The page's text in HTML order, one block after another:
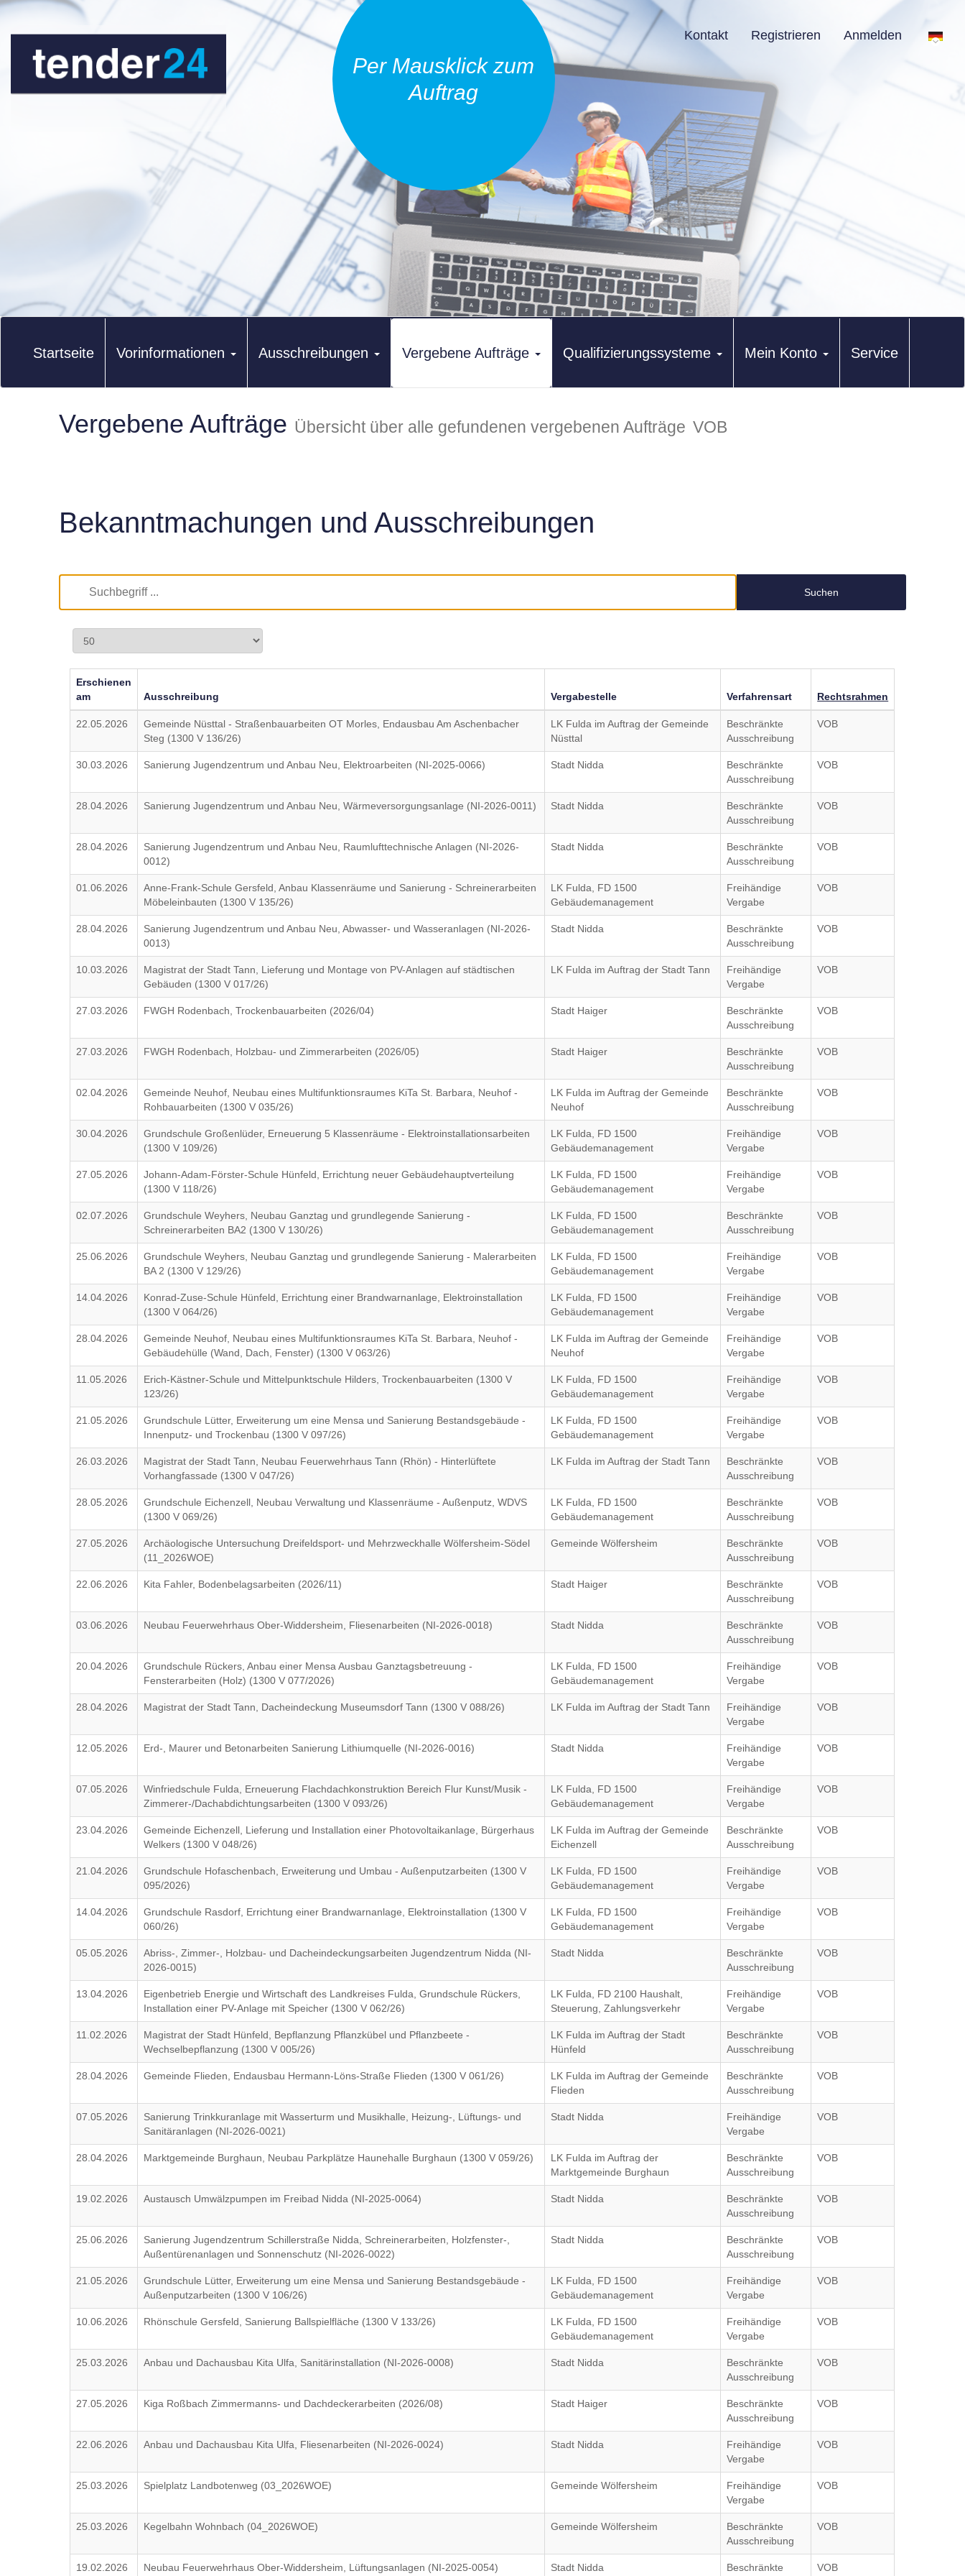
Per Mausklick zum
Auftrag
Kontakt Registrieren Anmelden
Startseite Vorinformationen Ausschreibungen Vergebene Aufträge Qualifizierungssysteme Mein Konto Service
Vergebene Aufträge Übersicht über alle gefundenen vergebenen Aufträge VOB
Bekanntmachungen und Ausschreibungen
Suchen
Erschienen
am
Ausschreibung Vergabestelle Verfahrensart Rechtsrahmen
22.05.2026
Gemeinde Nüsttal - Straßenbauarbeiten OT Morles, Endausbau Am Aschenbacher
Steg (1300 V 136/26)
LK Fulda im Auftrag der Gemeinde
Nüsttal
Beschränkte
Ausschreibung
VOB
30.03.2026 Sanierung Jugendzentrum und Anbau Neu, Elektroarbeiten (NI-2025-0066) Stadt Nidda
Beschränkte
Ausschreibung
VOB
28.04.2026 Sanierung Jugendzentrum und Anbau Neu, Wärmeversorgungsanlage (NI-2026-0011) Stadt Nidda
Beschränkte
Ausschreibung
VOB
28.04.2026
Sanierung Jugendzentrum und Anbau Neu, Raumlufttechnische Anlagen (NI-2026-
0012)
Stadt Nidda
Beschränkte
Ausschreibung
VOB
01.06.2026
Anne-Frank-Schule Gersfeld, Anbau Klassenräume und Sanierung - Schreinerarbeiten
Möbeleinbauten (1300 V 135/26)
LK Fulda, FD 1500
Gebäudemanagement
Freihändige
Vergabe
VOB
28.04.2026
Sanierung Jugendzentrum und Anbau Neu, Abwasser- und Wasseranlagen (NI-2026-
0013)
Stadt Nidda
Beschränkte
Ausschreibung
VOB
10.03.2026
Magistrat der Stadt Tann, Lieferung und Montage von PV-Anlagen auf städtischen
Gebäuden (1300 V 017/26)
LK Fulda im Auftrag der Stadt Tann
Freihändige
Vergabe
VOB
27.03.2026 FWGH Rodenbach, Trockenbauarbeiten (2026/04) Stadt Haiger
Beschränkte
Ausschreibung
VOB
27.03.2026 FWGH Rodenbach, Holzbau- und Zimmerarbeiten (2026/05) Stadt Haiger
Beschränkte
Ausschreibung
VOB
02.04.2026
Gemeinde Neuhof, Neubau eines Multifunktionsraumes KiTa St. Barbara, Neuhof -
Rohbauarbeiten (1300 V 035/26)
LK Fulda im Auftrag der Gemeinde
Neuhof
Beschränkte
Ausschreibung
VOB
30.04.2026
Grundschule Großenlüder, Erneuerung 5 Klassenräume - Elektroinstallationsarbeiten
(1300 V 109/26)
LK Fulda, FD 1500
Gebäudemanagement
Freihändige
Vergabe
VOB
27.05.2026
Johann-Adam-Förster-Schule Hünfeld, Errichtung neuer Gebäudehauptverteilung
(1300 V 118/26)
LK Fulda, FD 1500
Gebäudemanagement
Freihändige
Vergabe
VOB
02.07.2026
Grundschule Weyhers, Neubau Ganztag und grundlegende Sanierung -
Schreinerarbeiten BA2 (1300 V 130/26)
LK Fulda, FD 1500
Gebäudemanagement
Beschränkte
Ausschreibung
VOB
25.06.2026
Grundschule Weyhers, Neubau Ganztag und grundlegende Sanierung - Malerarbeiten
BA 2 (1300 V 129/26)
LK Fulda, FD 1500
Gebäudemanagement
Freihändige
Vergabe
VOB
14.04.2026
Konrad-Zuse-Schule Hünfeld, Errichtung einer Brandwarnanlage, Elektroinstallation
(1300 V 064/26)
LK Fulda, FD 1500
Gebäudemanagement
Freihändige
Vergabe
VOB
28.04.2026
Gemeinde Neuhof, Neubau eines Multifunktionsraumes KiTa St. Barbara, Neuhof -
Gebäudehülle (Wand, Dach, Fenster) (1300 V 063/26)
LK Fulda im Auftrag der Gemeinde
Neuhof
Freihändige
Vergabe
VOB
11.05.2026
Erich-Kästner-Schule und Mittelpunktschule Hilders, Trockenbauarbeiten (1300 V
123/26)
LK Fulda, FD 1500
Gebäudemanagement
Freihändige
Vergabe
VOB
21.05.2026
Grundschule Lütter, Erweiterung um eine Mensa und Sanierung Bestandsgebäude -
Innenputz- und Trockenbau (1300 V 097/26)
LK Fulda, FD 1500
Gebäudemanagement
Freihändige
Vergabe
VOB
26.03.2026
Magistrat der Stadt Tann, Neubau Feuerwehrhaus Tann (Rhön) - Hinterlüftete
Vorhangfassade (1300 V 047/26)
LK Fulda im Auftrag der Stadt Tann
Beschränkte
Ausschreibung
VOB
28.05.2026
Grundschule Eichenzell, Neubau Verwaltung und Klassenräume - Außenputz, WDVS
(1300 V 069/26)
LK Fulda, FD 1500
Gebäudemanagement
Beschränkte
Ausschreibung
VOB
27.05.2026
Archäologische Untersuchung Dreifeldsport- und Mehrzweckhalle Wölfersheim-Södel
(11_2026WOE)
Gemeinde Wölfersheim
Beschränkte
Ausschreibung
VOB
22.06.2026 Kita Fahler, Bodenbelagsarbeiten (2026/11) Stadt Haiger
Beschränkte
Ausschreibung
VOB
03.06.2026 Neubau Feuerwehrhaus Ober-Widdersheim, Fliesenarbeiten (NI-2026-0018) Stadt Nidda
Beschränkte
Ausschreibung
VOB
20.04.2026
Grundschule Rückers, Anbau einer Mensa Ausbau Ganztagsbetreuung -
Fensterarbeiten (Holz) (1300 V 077/2026)
LK Fulda, FD 1500
Gebäudemanagement
Freihändige
Vergabe
VOB
28.04.2026 Magistrat der Stadt Tann, Dacheindeckung Museumsdorf Tann (1300 V 088/26) LK Fulda im Auftrag der Stadt Tann
Freihändige
Vergabe
VOB
12.05.2026 Erd-, Maurer und Betonarbeiten Sanierung Lithiumquelle (NI-2026-0016) Stadt Nidda
Freihändige
Vergabe
VOB
07.05.2026
Winfriedschule Fulda, Erneuerung Flachdachkonstruktion Bereich Flur Kunst/Musik -
Zimmerer-/Dachabdichtungsarbeiten (1300 V 093/26)
LK Fulda, FD 1500
Gebäudemanagement
Freihändige
Vergabe
VOB
23.04.2026
Gemeinde Eichenzell, Lieferung und Installation einer Photovoltaikanlage, Bürgerhaus
Welkers (1300 V 048/26)
LK Fulda im Auftrag der Gemeinde
Eichenzell
Beschränkte
Ausschreibung
VOB
21.04.2026
Grundschule Hofaschenbach, Erweiterung und Umbau - Außenputzarbeiten (1300 V
095/2026)
LK Fulda, FD 1500
Gebäudemanagement
Freihändige
Vergabe
VOB
14.04.2026
Grundschule Rasdorf, Errichtung einer Brandwarnanlage, Elektroinstallation (1300 V
060/26)
LK Fulda, FD 1500
Gebäudemanagement
Freihändige
Vergabe
VOB
05.05.2026
Abriss-, Zimmer-, Holzbau- und Dacheindeckungsarbeiten Jugendzentrum Nidda (NI-
2026-0015)
Stadt Nidda
Beschränkte
Ausschreibung
VOB
13.04.2026
Eigenbetrieb Energie und Wirtschaft des Landkreises Fulda, Grundschule Rückers,
Installation einer PV-Anlage mit Speicher (1300 V 062/26)
LK Fulda, FD 2100 Haushalt,
Steuerung, Zahlungsverkehr
Freihändige
Vergabe
VOB
11.02.2026
Magistrat der Stadt Hünfeld, Bepflanzung Pflanzkübel und Pflanzbeete -
Wechselbepflanzung (1300 V 005/26)
LK Fulda im Auftrag der Stadt
Hünfeld
Beschränkte
Ausschreibung
VOB
28.04.2026 Gemeinde Flieden, Endausbau Hermann-Löns-Straße Flieden (1300 V 061/26)
LK Fulda im Auftrag der Gemeinde
Flieden
Beschränkte
Ausschreibung
VOB
07.05.2026
Sanierung Trinkkuranlage mit Wasserturm und Musikhalle, Heizung-, Lüftungs- und
Sanitäranlagen (NI-2026-0021)
Stadt Nidda
Freihändige
Vergabe
VOB
28.04.2026 Marktgemeinde Burghaun, Neubau Parkplätze Haunehalle Burghaun (1300 V 059/26)
LK Fulda im Auftrag der
Marktgemeinde Burghaun
Beschränkte
Ausschreibung
VOB
19.02.2026 Austausch Umwälzpumpen im Freibad Nidda (NI-2025-0064) Stadt Nidda
Beschränkte
Ausschreibung
VOB
25.06.2026
Sanierung Jugendzentrum Schillerstraße Nidda, Schreinerarbeiten, Holzfenster-,
Außentürenanlagen und Sonnenschutz (NI-2026-0022)
Stadt Nidda
Beschränkte
Ausschreibung
VOB
21.05.2026
Grundschule Lütter, Erweiterung um eine Mensa und Sanierung Bestandsgebäude -
Außenputzarbeiten (1300 V 106/26)
LK Fulda, FD 1500
Gebäudemanagement
Freihändige
Vergabe
VOB
10.06.2026 Rhönschule Gersfeld, Sanierung Ballspielfläche (1300 V 133/26)
LK Fulda, FD 1500
Gebäudemanagement
Freihändige
Vergabe
VOB
25.03.2026 Anbau und Dachausbau Kita Ulfa, Sanitärinstallation (NI-2026-0008) Stadt Nidda
Beschränkte
Ausschreibung
VOB
27.05.2026 Kiga Roßbach Zimmermanns- und Dachdeckerarbeiten (2026/08) Stadt Haiger
Beschränkte
Ausschreibung
VOB
22.06.2026 Anbau und Dachausbau Kita Ulfa, Fliesenarbeiten (NI-2026-0024) Stadt Nidda
Freihändige
Vergabe
VOB
25.03.2026 Spielplatz Landbotenweg (03_2026WOE) Gemeinde Wölfersheim
Freihändige
Vergabe
VOB
25.03.2026 Kegelbahn Wohnbach (04_2026WOE) Gemeinde Wölfersheim
Beschränkte
Ausschreibung
VOB
19.02.2026 Neubau Feuerwehrhaus Ober-Widdersheim, Lüftungsanlagen (NI-2025-0054) Stadt Nidda Beschränkte VOB